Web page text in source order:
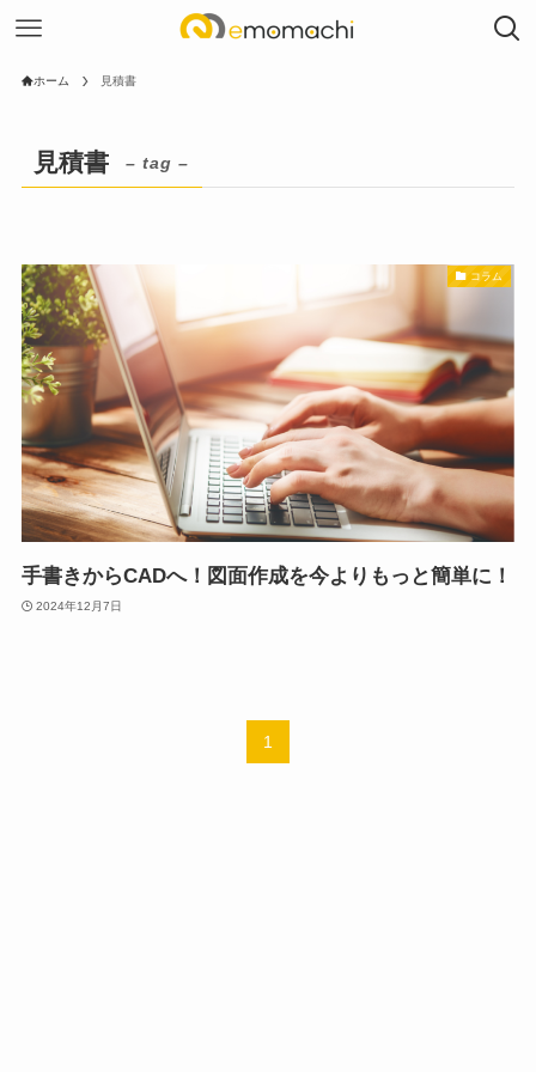
ホーム 見積書
見積書 – tag –
コラム
手書きからCADへ！図面作成を今よりもっと簡単に！
2024年12月7日
1